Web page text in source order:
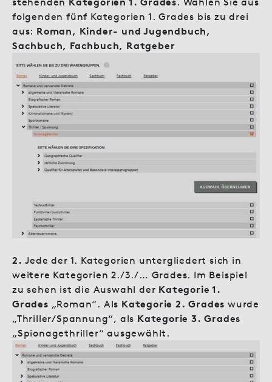
folgenden fünf Kategorien 1. Grades bis zu drei
aus: Roman, Kinder- und Jugendbuch,
Sachbuch, Fachbuch, Ratgeber
2. Jede der 1. Kategorien untergliedert sich in
weitere Kategorien 2./3./… Grades. Im Beispiel
zu sehen ist die Auswahl der Kategorie 1.
Grades „Roman“. Als Kategorie 2. Grades wurde
„Thriller/Spannung“, als Kategorie 3. Grades
„Spionagethriller“ ausgewählt.